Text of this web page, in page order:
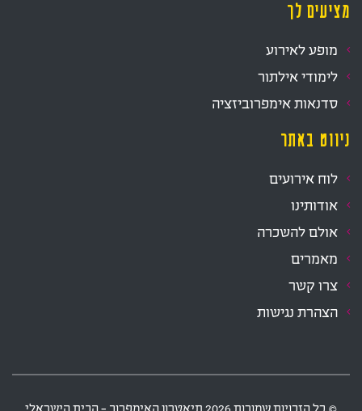
מציעים לך
מופע לאירוע
לימודי אילתור
סדנאות אימפרוביזציה
ניווט באתר
לוח אירועים
אודותינו
אולם להשכרה
מאמרים
צרו קשר
הצהרת נגישות
‫© כל הזכויות שמורות 2026 תיאטרון האימפרוב - הבית הישראלי